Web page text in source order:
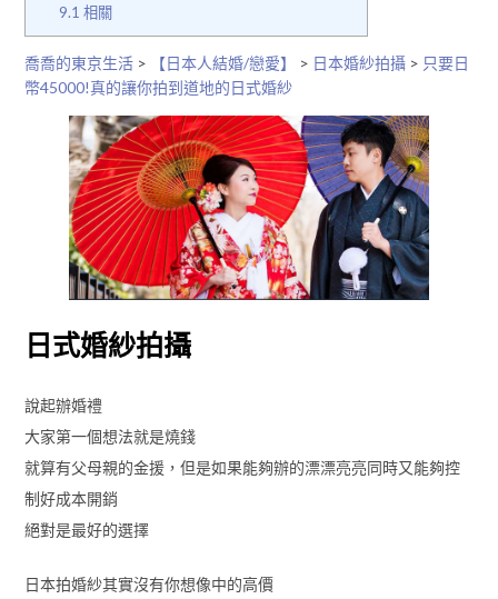
9.1 相關
喬喬的東京生活> 【日本人結婚/戀愛】 > 日本婚紗拍攝> 只要日
幣45000!真的讓你拍到道地的日式婚紗
日式婚紗拍攝
說起辦婚禮
大家第一個想法就是燒錢
就算有父母親的金援，但是如果能夠辦的漂漂亮亮同時又能夠控
制好成本開銷
絕對是最好的選擇
日本拍婚紗其實沒有你想像中的高價